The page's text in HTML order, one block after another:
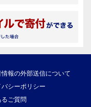
報の外部送信について
バシーポリシー
るご質問